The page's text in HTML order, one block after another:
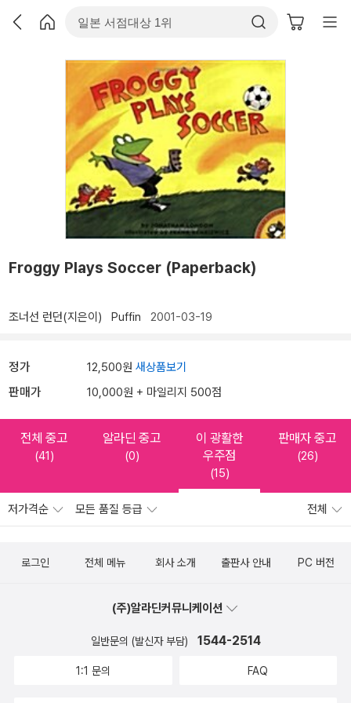
Froggy Plays Soccer (Paperback)
조너선 런던(지은이) Puffin 2001-03-19
정가 12,500원 새상품보기
판매가 10,000원 + 마일리지 500점
전체 중고
(41)
알라딘 중고
(0)
이 광활한
우주점
(15)
판매자 중고
(26)
저가격순 모든 품질 등급 전체
로그인 전체 메뉴 회사 소개 출판사 안내 PC 버전
(주)알라딘커뮤니케이션
일반문의 (발신자 부담) 1544-2514
1:1 문의 FAQ